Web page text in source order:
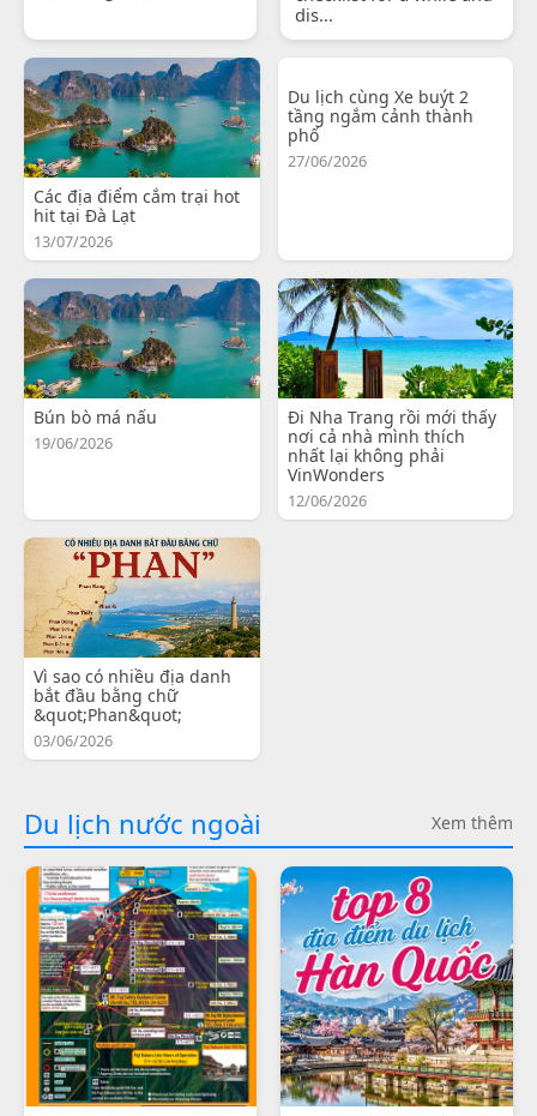
dis...
Các địa điểm cắm trại hot
hit tại Đà Lạt
13/07/2026
Du lịch cùng Xe buýt 2
tầng ngắm cảnh thành
phố
27/06/2026
Bún bò má nấu
19/06/2026
Đi Nha Trang rồi mới thấy
nơi cả nhà mình thích
nhất lại không phải
VinWonders
12/06/2026
Vì sao có nhiều địa danh
bắt đầu bằng chữ
&quot;Phan&quot;
03/06/2026
Du lịch nước ngoài Xem thêm